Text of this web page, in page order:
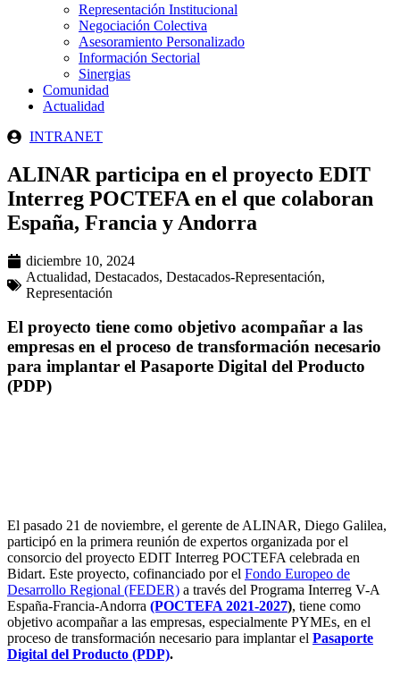
Representación Institucional
Negociación Colectiva
Asesoramiento Personalizado
Información Sectorial
Sinergias
Comunidad
Actualidad
INTRANET
ALINAR participa en el proyecto EDIT
Interreg POCTEFA en el que colaboran
España, Francia y Andorra
diciembre 10, 2024
Actualidad, Destacados, Destacados-Representación,
Representación
El proyecto tiene como objetivo acompañar a las
empresas en el proceso de transformación necesario
para implantar el Pasaporte Digital del Producto
(PDP)
El pasado 21 de noviembre, el gerente de ALINAR, Diego Galilea,
participó en la primera reunión de expertos organizada por el
consorcio del proyecto EDIT Interreg POCTEFA celebrada en
Bidart. Este proyecto, cofinanciado por el Fondo Europeo de
Desarrollo Regional (FEDER) a través del Programa Interreg V-A
España-Francia-Andorra (POCTEFA 2021-2027), tiene como
objetivo acompañar a las empresas, especialmente PYMEs, en el
proceso de transformación necesario para implantar el Pasaporte
Digital del Producto (PDP).